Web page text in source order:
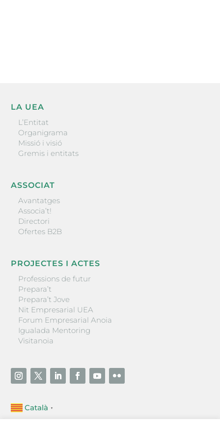
LA UEA
L’Entitat
Organigrama
Missió i visió
Gremis i entitats
ASSOCIAT
Avantatges
Associa’t!
Directori
Ofertes B2B
PROJECTES I ACTES
Professions de futur
Prepara’t
Prepara’t Jove
Nit Empresarial UEA
Forum Empresarial Anoia
Igualada Mentoring
Visitanoia
Català ▼